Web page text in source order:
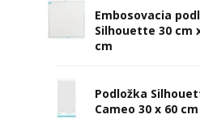
Embosovacia
Silhouette 30 cm
cm
Podložka
Cameo 30 x 60 cm